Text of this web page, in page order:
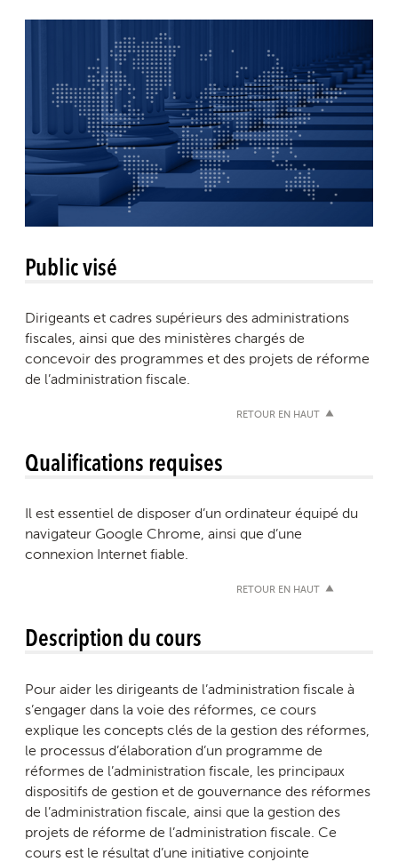
Public visé
Dirigeants et cadres supérieurs des administrations
fiscales, ainsi que des ministères chargés de
concevoir des programmes et des projets de réforme
de l’administration fiscale.
RETOUR EN HAUT
Qualifications requises
Il est essentiel de disposer d’un ordinateur équipé du
navigateur Google Chrome, ainsi que d’une
connexion Internet fiable.
RETOUR EN HAUT
Description du cours
Pour aider les dirigeants de l’administration fiscale à
s’engager dans la voie des réformes, ce cours
explique les concepts clés de la gestion des réformes,
le processus d’élaboration d’un programme de
réformes de l’administration fiscale, les principaux
dispositifs de gestion et de gouvernance des réformes
de l’administration fiscale, ainsi que la gestion des
projets de réforme de l’administration fiscale. Ce
cours est le résultat d’une initiative conjointe